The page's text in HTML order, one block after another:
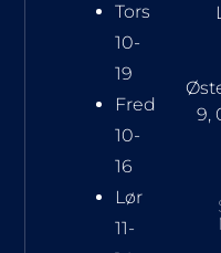
Tors
10-
19
Fred
10-
16
Lør
11-
9,